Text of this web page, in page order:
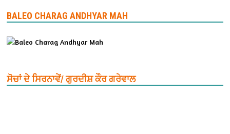
BALEO CHARAG ANDHYAR MAH
ਸੋਚਾਂ ਦੇ ਸਿਰਨਾਵੇਂ/ ਗੁਰਦੀਸ਼ ਕੌਰ ਗਰੇਵਾਲ